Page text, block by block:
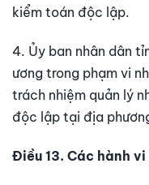
kiểm toán độc lập.
4. Ủy ban nhân dân
ương trong phạm vi
trách nhiệm quản lý
độc lập tại địa
Điều 13. Các hành